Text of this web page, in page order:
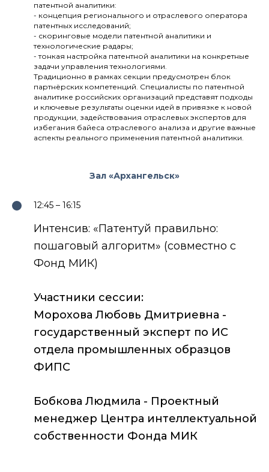
патентной аналитики:
- концепция регионального и отраслевого оператора
патентных исследований;
- скоринговые модели патентной аналитики и
технологические радары;
- тонкая настройка патентной аналитики на конкретные
задачи управления технологиями.
Традиционно в рамках секции предусмотрен блок
партнёрских компетенций. Специалисты по патентной
аналитике российских организаций представят подходы
и ключевые результаты оценки идей в привязке к новой
продукции, задействования отраслевых экспертов для
избегания байеса отраслевого анализа и другие важные
аспекты реального применения патентной аналитики.
Зал «Архангельск»
12:45 – 16:15
Интенсив: «Патентуй правильно:
пошаговый алгоритм» (совместно с
Фонд МИК)
Участники сессии:
Морохова Любовь Дмитриевна -
государственный эксперт по ИС
отдела промышленных образцов
ФИПС
Бобкова Людмила - Проектный
менеджер Центра интеллектуальной
собственности Фонда МИК